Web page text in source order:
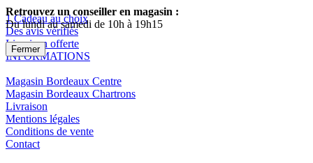
1 Cadeau au choix
Des avis vérifiés
Livraison offerte
INFORMATIONS
Magasin Bordeaux Centre
Magasin Bordeaux Chartrons
Livraison
Mentions légales
Conditions de vente
Contact
Retrouvez un conseiller en magasin :
Du lundi au samedi de 10h à 19h15
Fermer